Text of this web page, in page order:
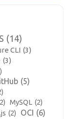
(14)
CLI (3)
(3)
(5)
MySQL (2)
(2) OCI (6)